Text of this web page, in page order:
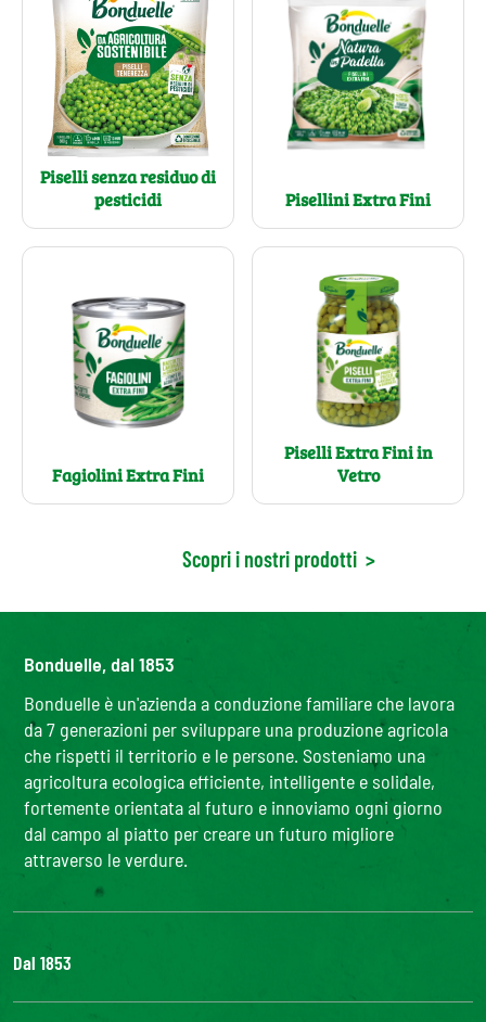
Piselli senza residuo di
pesticidi
Pisellini Extra Fini
Fagiolini Extra Fini
Piselli Extra Fini in
Vetro
Scopri i nostri prodotti >
Bonduelle, dal 1853
Bonduelle è un'azienda a conduzione familiare che lavora
da 7 generazioni per sviluppare una produzione agricola
che rispetti il territorio e le persone. Sosteniamo una
agricoltura ecologica efficiente, intelligente e solidale,
fortemente orientata al futuro e innoviamo ogni giorno
dal campo al piatto per creare un futuro migliore
attraverso le verdure.
Dal 1853
Il Gruppo